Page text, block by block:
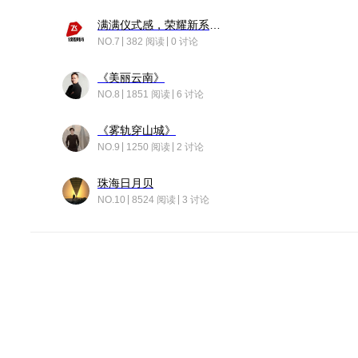
NO.7 382 阅读 0 讨论
《美丽云南》
NO.8 1851 阅读 6 讨论
《雾轨穿山城》
NO.9 1250 阅读 2 讨论
珠海日月贝
NO.10 8524 阅读 3 讨论